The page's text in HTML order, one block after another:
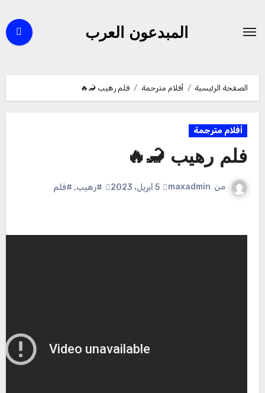
المبدعون العرب
الصفحة الرئيسية أفلام مترجمة فلم رهيب 🦂🔥
أفلام مترجمة
فلم رهيب 🦂🔥
من maxadmin 5 أبريل، 2023 #رهيب, #فلم